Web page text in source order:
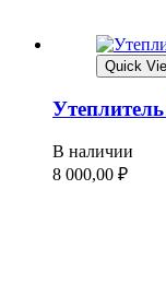
Quick
В наличии
8 000,00 ₽